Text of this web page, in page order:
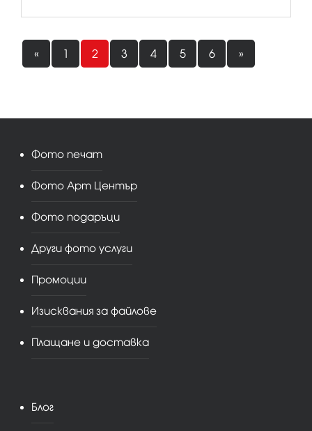
« 1 2 3 4 5 6 »
Фото печат
Фото Арт Център
Фото подаръци
Други фото услуги
Промоции
Изисквания за файлове
Плащане и доставка
Блог